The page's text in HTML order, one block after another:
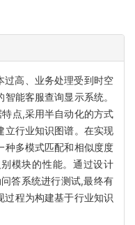
过高、业务处理受到时空
能客服查询显示系统。
点,采用半自动化的方式
立行业知识图谱。在实现
种多模式匹配和相似度度
模块的性能。通过设计
答系统进行测试,最终有
程为构建基于行业知识